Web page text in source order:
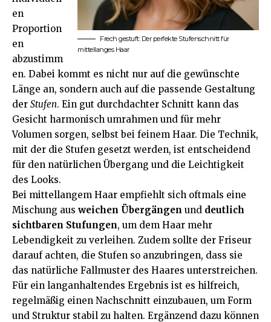
Frech gestuft: Der perfekte Stufenschnitt für
mittellanges Haar
en
Proportion
en
abzustimm
en. Dabei kommt es nicht nur auf die gewünschte
Länge an, sondern auch auf die passende Gestaltung
der Stufen. Ein gut durchdachter Schnitt kann das
Gesicht harmonisch umrahmen und für mehr
Volumen sorgen, selbst bei feinem Haar. Die Technik,
mit der die Stufen gesetzt werden, ist entscheidend
für den natürlichen Übergang und die Leichtigkeit
des Looks.
Bei mittellangem Haar empfiehlt sich oftmals eine
Mischung aus weichen Übergängen und deutlich
sichtbaren Stufungen, um dem Haar mehr
Lebendigkeit zu verleihen. Zudem sollte der Friseur
darauf achten, die Stufen so anzubringen, dass sie
das natürliche Fallmuster des Haares unterstreichen.
Für ein langanhaltendes Ergebnis ist es hilfreich,
regelmäßig einen Nachschnitt einzubauen, um Form
und Struktur stabil zu halten. Ergänzend dazu können